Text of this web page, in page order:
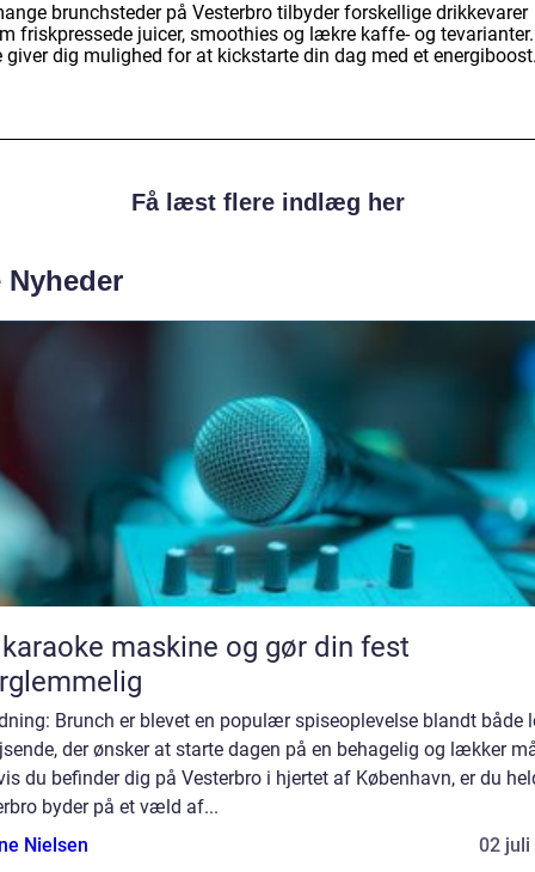
brunchsteder på Vesterbro tilbyder forskellige drikkevarer
friskpressede juicer, smoothies og lækre kaffe- og tevarianter.
giver dig mulighed for at kickstarte din dag med et
Få læst flere indlæg her
Nyheder
maskine og gør din fest
Brunch er blevet en populær spiseoplevelse blandt både
der ønsker at starte dagen på en behagelig og lækker
du befinder dig på Vesterbro i hjertet af København, er du
byder på et væld af...
Nielsen
02 juli